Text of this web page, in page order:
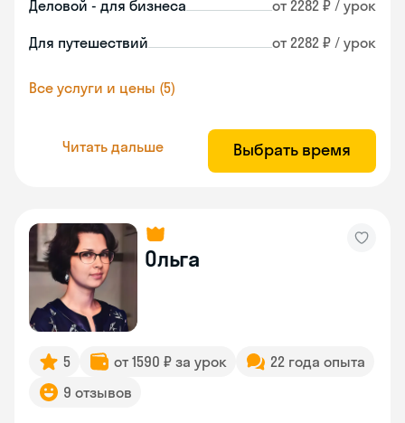
Деловой - для бизнеса от 2282 ₽ / урок
Для путешествий от 2282 ₽ / урок
Все услуги и цены (5)
Читать дальше Выбрать время
Ольга
5 от 1590 ₽ за урок
22 года опыта
9 отзывов